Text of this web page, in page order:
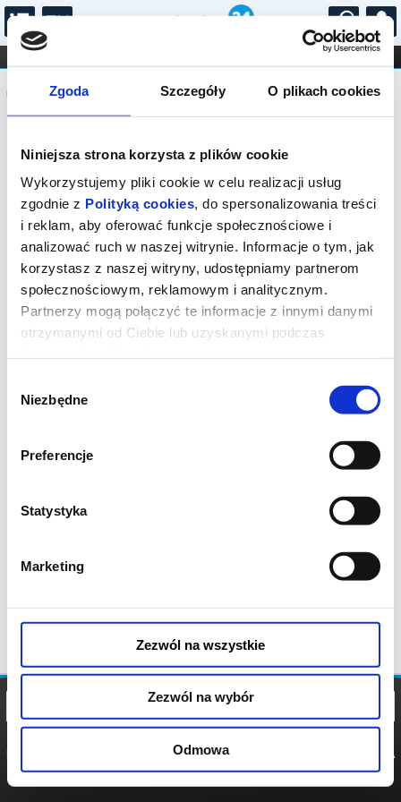
Zgoda Szczegóły O plikach cookies
Niniejsza strona korzysta z plików cookie
Wykorzystujemy pliki cookie w celu realizacji usług
zgodnie z Polityką cookies, do spersonalizowania treści
i reklam, aby oferować funkcje społecznościowe i
analizować ruch w naszej witrynie. Informacje o tym, jak
korzystasz z naszej witryny, udostępniamy partnerom
społecznościowym, reklamowym i analitycznym.
Partnerzy mogą połączyć te informacje z innymi danymi
otrzymanymi od Ciebie lub uzyskanymi podczas
zgody
Niezbędne
Preferencje
Statystyka
Marketing
Zezwól na wszystkie
Zezwól na wybór
Odmowa
...
FILHARMONIA OPERA I BALET
STAND-UP
DLA DZIECI
Komunikat
Sprzedaż biletów on-line na wydarzenie
została zakończona.
POLITYKA
POLITYKA